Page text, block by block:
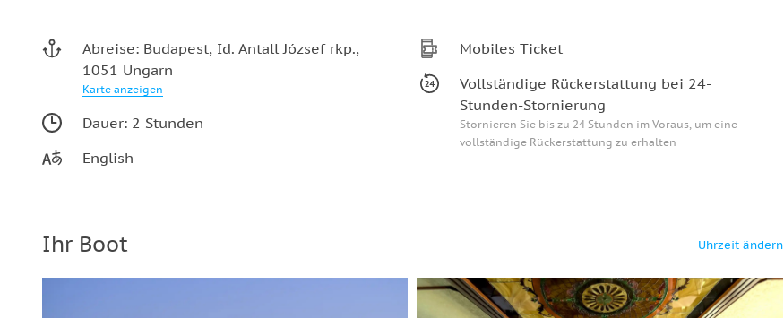
Abreise: Budapest, Id. Antall József rkp.,
1051 Ungarn
Karte anzeigen
Dauer: 2 Stunden
English
Mobiles Ticket
Vollständige Rückerstattung bei 24-
Stunden-Stornierung
Stornieren Sie bis zu 24 Stunden im Voraus, um eine
vollständige Rückerstattung zu erhalten
Ihr Boot Uhrzeit ändern